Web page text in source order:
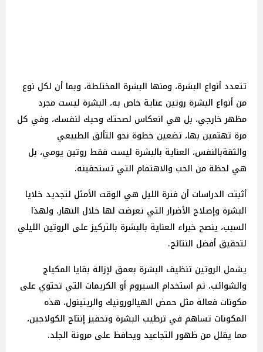
تتعدد أنواع البشرة، ومنها البشرة المختلطة، وبما أن لكل نوع
من أنواع البشرة روتين عناية خاص به، البشرة ليست مجرد
مظهر خارجي، بل هي انعكاس لصحتك وحبك لنفسك، وفي كل
مرة تهتمين بها، تضعين خطوة نحو التألق الطبيعي
والثقةبالنفس، العناية بالبشرة ليست فقط روتين يومي، بل
هي لحظة من الحب والاهتمام التي تستحقينه.
أثبتت الدراسات أن فترة الليل هي الوقت الأمثل لتجديد خلايا
البشرة وإصلاح الأضرار التي تعرضت لها خلال النهار، ولهذا
السبب، ينصح خبراء العناية بالبشرة بالتركيز على الروتين الليلي
لتحقيق أفضل النتائج.
يشمل الروتين تنظيف البشرة بعمق لإزالة بقايا المكياج
والشوائب، ثم استخدام السيروم أو الكريمات التي تحتوي على
مكونات فعالة مثل حمض الهيالورونيك والريتينول، هذه
المكونات تساهم في ترطيب البشرة وتحفيز إنتاج الكولاجين،
مما يقلل من ظهور التجاعيد ويحافظ على مرونة الجلد.